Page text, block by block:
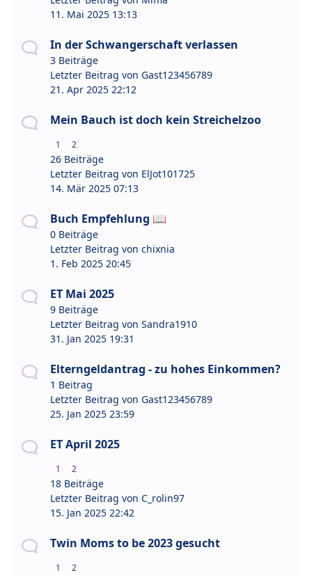
11. Mai 2025 13:13
In der Schwangerschaft verlassen
3 Beiträge
Letzter Beitrag von Gast123456789
21. Apr 2025 22:12
Mein Bauch ist doch kein Streichelzoo
1 2
26 Beiträge
Letzter Beitrag von ElJot101725
14. Mär 2025 07:13
Buch Empfehlung 📖
0 Beiträge
Letzter Beitrag von chixnia
1. Feb 2025 20:45
ET Mai 2025
9 Beiträge
Letzter Beitrag von Sandra1910
31. Jan 2025 19:31
Elterngeldantrag - zu hohes Einkommen?
1 Beitrag
Letzter Beitrag von Gast123456789
25. Jan 2025 23:59
ET April 2025
1 2
18 Beiträge
Letzter Beitrag von C_rolin97
15. Jan 2025 22:42
Twin Moms to be 2023 gesucht
1 2